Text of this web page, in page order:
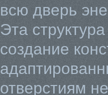
всю дверь
Эта
создание
отверстиям